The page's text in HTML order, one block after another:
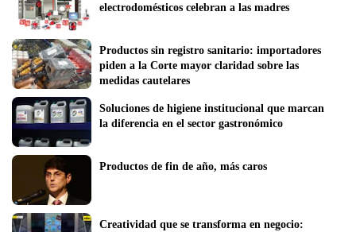
electrodomésticos celebran a las madres
Productos sin registro sanitario: importadores
piden a la Corte mayor claridad sobre las
medidas cautelares
Soluciones de higiene institucional que marcan
la diferencia en el sector gastronómico
Productos de fin de año, más caros
Creatividad que se transforma en negocio: